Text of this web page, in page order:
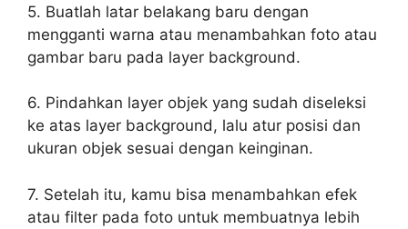
5. Buatlah latar belakang baru dengan
mengganti warna atau menambahkan foto atau
gambar baru pada layer background.
6. Pindahkan layer objek yang sudah diseleksi
ke atas layer background, lalu atur posisi dan
ukuran objek sesuai dengan keinginan.
7. Setelah itu, kamu bisa menambahkan efek
atau filter pada foto untuk membuatnya lebih